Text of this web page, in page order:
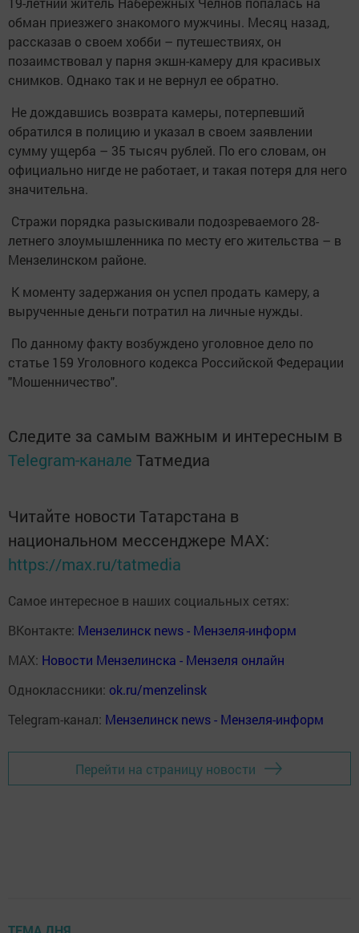
обман приезжего знакомого мужчины. Месяц назад,
рассказав о своем хобби – путешествиях, он
позаимствовал у парня экшн-камеру для красивых
снимков. Однако так и не вернул ее обратно.
Не дождавшись возврата камеры, потерпевший
обратился в полицию и указал в своем заявлении
сумму ущерба – 35 тысяч рублей. По его словам, он
официально нигде не работает, и такая потеря для него
значительна.
Стражи порядка разыскивали подозреваемого 28-
летнего злоумышленника по месту его жительства – в
Мензелинском районе.
К моменту задержания он успел продать камеру, а
вырученные деньги потратил на личные нужды.
По данному факту возбуждено уголовное дело по
статье 159 Уголовного кодекса Российской Федерации
"Мошенничество".
Следите за самым важным и интересным в
Telegram-канале Татмедиа
Читайте новости Татарстана в
национальном мессенджере MАХ:
https://max.ru/tatmedia
Самое интересное в наших социальных сетях:
ВКонтакте: Мензелинск news - Мензеля-информ
MAX: Новости Мензелинска - Мензеля онлайн
Одноклассники: ok.ru/menzelinsk
Telegram-канал: Мензелинск news - Мензеля-информ
Перейти на страницу новости